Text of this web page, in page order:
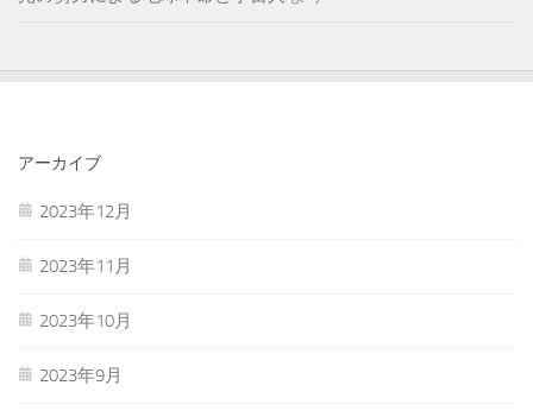
アーカイブ
2023年12月
2023年11月
2023年10月
2023年9月